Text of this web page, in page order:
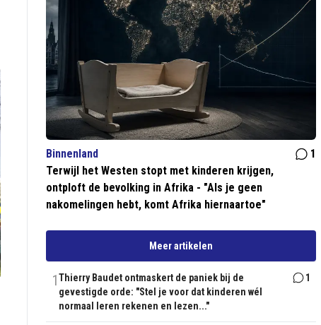
Binnenland
1
Terwijl het Westen stopt met kinderen krijgen,
ontploft de bevolking in Afrika - "Als je geen
nakomelingen hebt, komt Afrika hiernaartoe"
Meer artikelen
1Thierry Baudet ontmaskert de paniek bij de
gevestigde orde: "Stel je voor dat kinderen wél
normaal leren rekenen en lezen..."
1